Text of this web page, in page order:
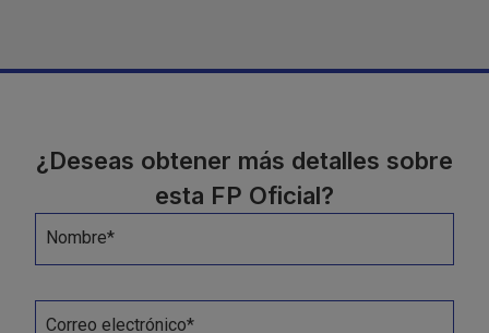
¿Deseas obtener más detalles sobre
esta FP Oficial?
Nombre*
Correo electrónico*